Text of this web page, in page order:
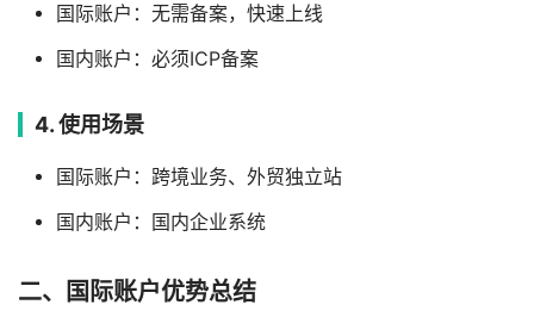
国际账户：无需备案，快速上线
国内账户：必须ICP备案
4. 使用场景
国际账户：跨境业务、外贸独立站
国内账户：国内企业系统
二、国际账户优势总结